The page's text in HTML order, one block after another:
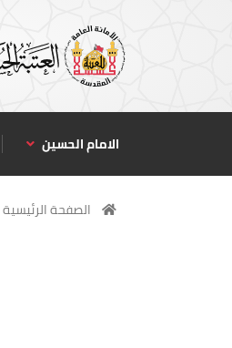
الامام الحسين
الصفحة الرئيسية